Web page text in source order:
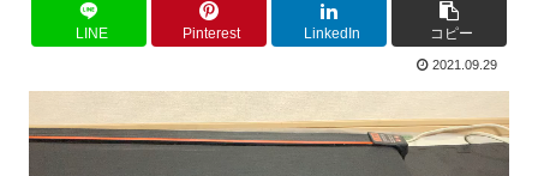
LINE Pinterest LinkedIn コピー
2021.09.29
画